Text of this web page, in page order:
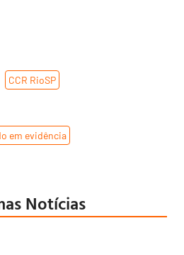
CCR RioSP
em evidência
Notícias